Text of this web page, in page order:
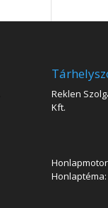
Reklen
Kft.
Honlaptéma: